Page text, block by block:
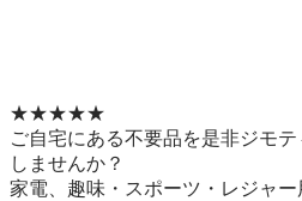
★★★★★
ご自宅にある不要品を是非ジモ
しませんか？
家電、趣味・スポーツ・レジャ